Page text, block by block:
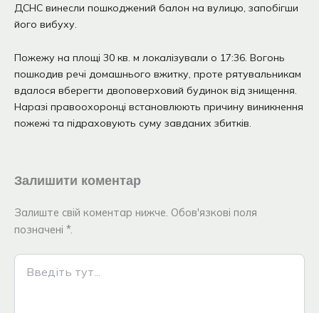
ДСНС винесли пошкоджений балон на вулицю, запобігши
його вибуху.
Пожежу на площі 30 кв. м локалізували о 17:36. Вогонь
пошкодив речі домашнього вжитку, проте рятувальникам
вдалося вберегти двоповерховий будинок від знищення.
Наразі правоохоронці встановлюють причину виникнення
пожежі та підраховують суму завданих збитків.
Залишити коментар
Залиште свій коментар нижче. Обов'язкові поля
позначені *.
Введіть
тут...